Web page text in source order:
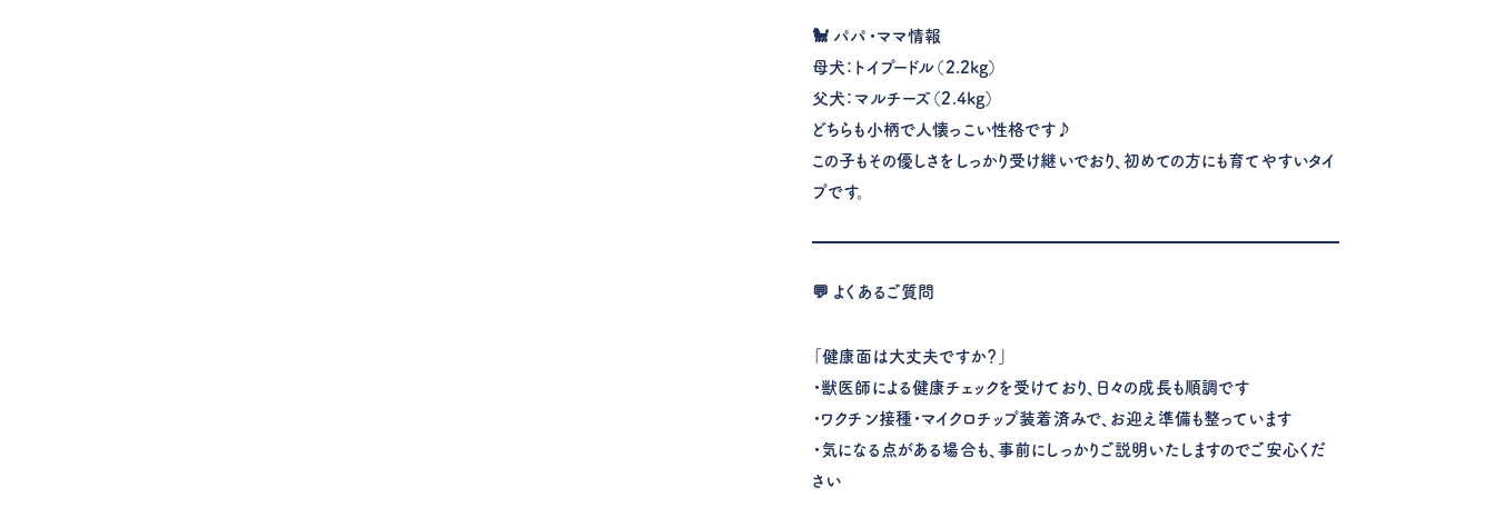
🐩 パパ・ママ情報
母犬：トイプードル（2.2kg）
父犬：マルチーズ（2.4kg）
どちらも小柄で人懐っこい性格です♪
この子もその優しさをしっかり受け継いでおり、初めての方にも育てやすいタイ
プです。
💬 よくあるご質問
「健康面は大丈夫ですか？」
・獣医師による健康チェックを受けており、日々の成長も順調です
・ワクチン接種・マイクロチップ装着済みで、お迎え準備も整っています
・気になる点がある場合も、事前にしっかりご説明いたしますのでご安心くだ
さい